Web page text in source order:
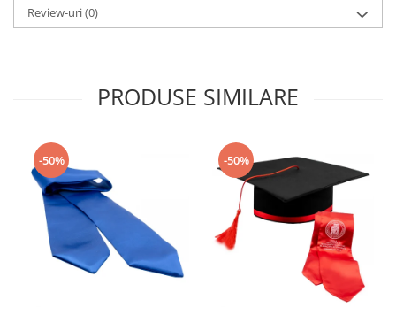
Review-uri(0)
PRODUSE SIMILARE
-50% -50%